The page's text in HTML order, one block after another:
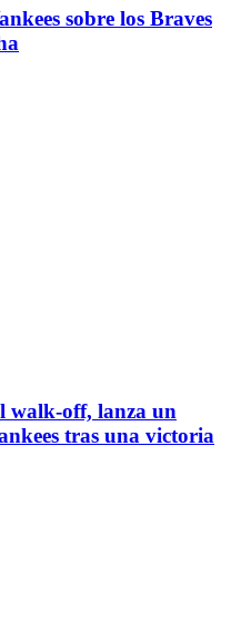
sobre los Braves
walk-off, lanza un
tras una victoria